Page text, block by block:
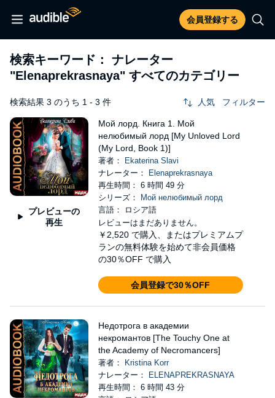
会員登録する
検索キーワード： ナレーター
"Elenaprekrasnaya" すべてのカテゴリー
検索結果 3 のうち 1 - 3 件 人気 フィルター
プレビューの
再生
Мой лорд. Книга 1. Мой
нелюбимый лорд [My Unloved Lord
(My Lord, Book 1)]
著者：
Ekaterina Slavi
ナレーター：
Elenaprekrasnaya
再生時間： 6 時間 49 分
シリーズ：
Мой нелюбимый лорд
言語： ロシア語
レビューはまだありません。
￥2,520 で購入、またはプレミアムプ
ランの無料体験を始めて非会員価格
の30％OFF で購入
会員登録で30％OFF
Недотрога в академии
некромантов [The Touchy One at
the Academy of Necromancers]
著者：
Kristina Korr
ナレーター：
ELENAPREKRASNAYA
再生時間： 6 時間 43 分